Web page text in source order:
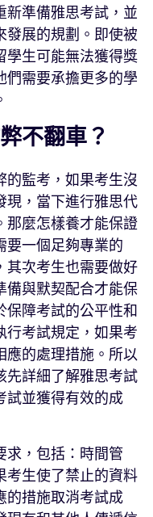
新準備雅思考試，並
發展的規劃。即使被
學生可能無法獲得獎
們需要承擔更多的學
不翻車？
的監考，如果考生沒
現，當下進行雅思代
那麼怎樣養才能保證
要一個足夠專業的
其次考生也需要做好
備與默契配合才能保
保障考試的公平性和
行考試規定，如果考
應的處理措施。所以
先詳細了解雅思考試
試並獲得有效的成
求，包括：時間管
考生使了禁止的資料
的措施取消考試成